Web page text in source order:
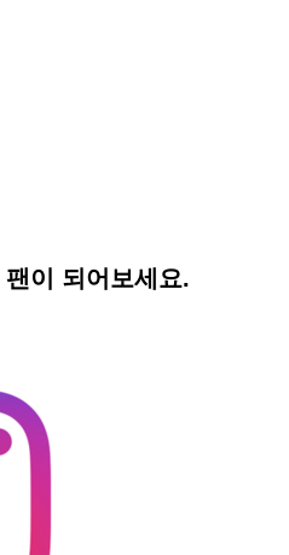
이 되어보세요.